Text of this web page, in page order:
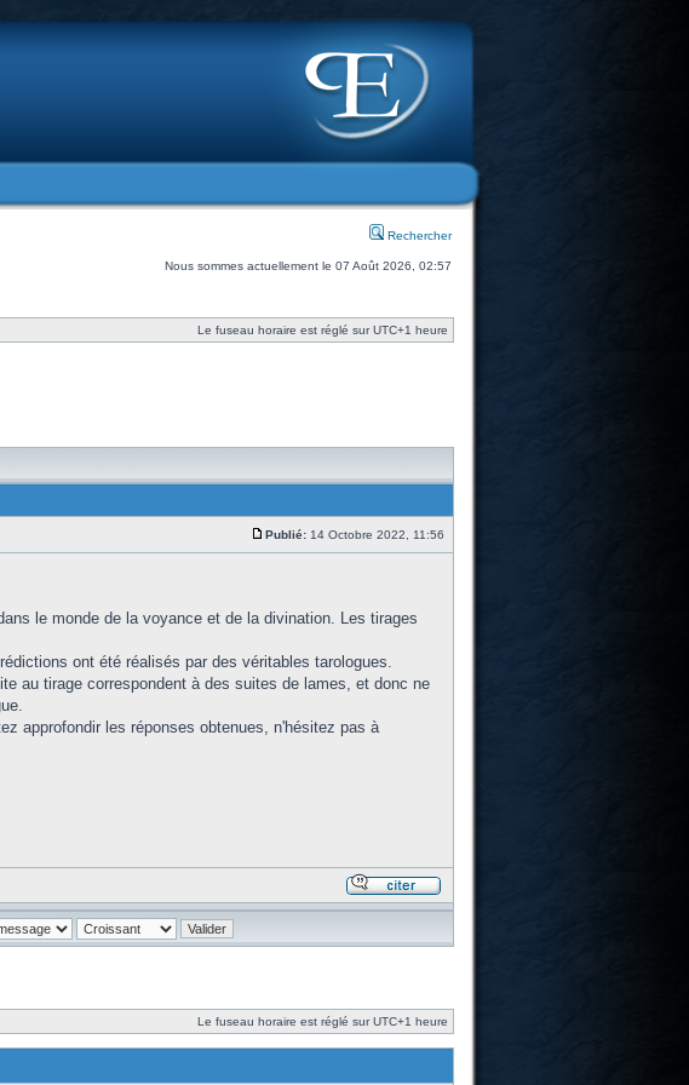
Rechercher
Nous sommes actuellement le 07 Août 2026, 02:57
Le fuseau horaire est réglé sur UTC+1 heure
Publié:14 Octobre 2022, 11:56
le monde de la voyance et de la divination. Les tirages
ont été réalisés par des véritables tarologues.
au tirage correspondent à des suites de lames, et donc ne
approfondir les réponses obtenues, n'hésitez pas à
Le fuseau horaire est réglé sur UTC+1 heure